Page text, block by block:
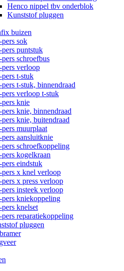
Henco nippel tbv onderblok
Kunststof pluggen
buizen
sok
puntstuk
schroefbus
verloop
t-stuk
t-stuk, binnendraad
verloop t-stuk
knie
knie, binnendraad
knie, buitendraad
muurplaat
aansluitknie
schroefkoppeling
kogelkraan
eindstuk
x knel verloop
x press verloop
insteek verloop
kniekoppeling
knelset
reparatiekoppeling
pluggen